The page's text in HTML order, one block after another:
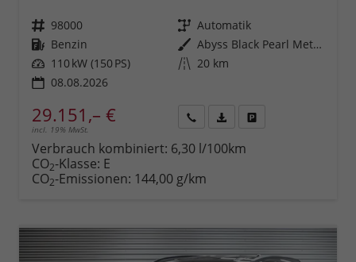
Fahrzeugnr. 98000 Getriebe Automatik
Kraftstoff Benzin Außenfarbe
Abyss Black Pearl Metallic ()
Leistung 110 kW (150 PS) Kilometerstand 20 km
08.08.2026
29.151,– €
incl. 19% MwSt.
anfordern
Datei,
Verbrauch kombiniert: 6,30 l/100km
CO2-Klasse: E
CO2-Emissionen: 144,00 g/km